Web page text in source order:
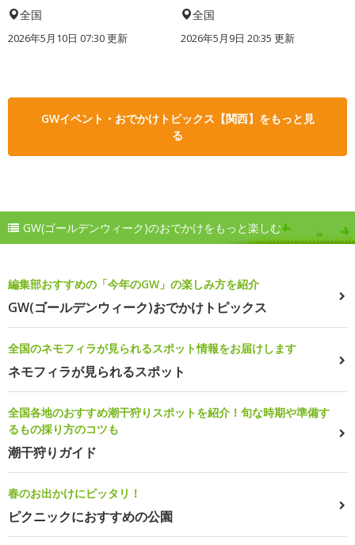
全国
2026年5月10日 07:30 更新
全国
2026年5月9日 20:35 更新
GWイベント・おでかけトピックス【関西】をもっと見
る
GW(ゴールデンウィーク)のおでかけをもっと楽しむ
編集部おすすめの「今年のGW」の楽しみ方を紹介
GW(ゴールデンウィーク)おでかけトピックス
全国のネモフィラが見られるスポット情報をお届けします
ネモフィラが見られるスポット
全国各地のおすすめ潮干狩りスポットを紹介！旬な時期や準備す
るもの採り方のコツも
潮干狩りガイド
春のお出かけにピッタリ！
ピクニックにおすすめの公園